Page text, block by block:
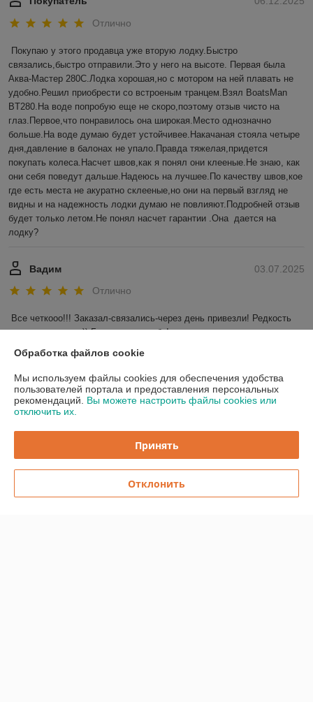
Отлично
Покупаю у этого продавца уже вторую лодку.Быстро
связались,быстро отправили.Это у него на высоте. Первая была
Аква-Мастер 280С.Лодка хорошая,но с мотором на ней плавать не
удобно.Решил приобрести со встроеным транцем.Взял BoatsMan
BT280.На воде попробую еще не скоро,поэтому отзыв чисто на
глаз.Первое,что понравилось она широкая.Место однозначно
больше.На воде думаю будет устойчивее.Накачаная стояла четыре
дня,давление в балонах не упало.Правда тяжелая,придется
покупать колеса.Насчет швов,как я понял они клееные.Не знаю, как
они себя поведут дальше.Надеюсь на лучшее.По качеству швов,кое
где есть места не акуратно склееные,но они на первый взгляд не
видны и на надежность лодки думаю не повлияют.Подробней отзыв
будет только летом.Не понял насчет гарантии .Она  дается на
лодку?
03.07.2025
Вадим
Отлично
Все четкооо!!! Заказал-связались-через день привезли! Редкость
для наших широт)) Большое спасибо!
Показать все отзывы
О нас
Доставка и оплата
Обработка файлов cookie
Мы используем файлы cookies для обеспечения удобства
пользователей портала и предоставления персональных
рекомендаций. Вы можете настроить файлы cookies или
отключить их.
Принять
Отклонить